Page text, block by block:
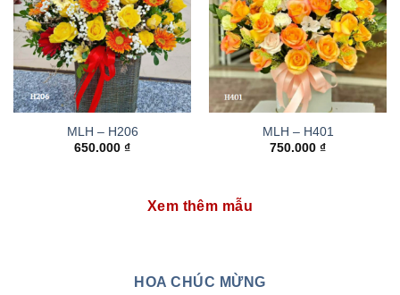
MLH – H206
650.000 ₫
MLH – H401
750.000 ₫
Xem thêm mẫu
HOA CHÚC MỪNG